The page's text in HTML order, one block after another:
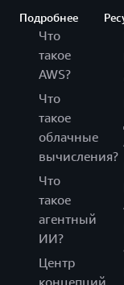
Подробнее
Что
такое
AWS?
Что
такое
облачные
вычисления?
Что
такое
агентный
ИИ?
Центр